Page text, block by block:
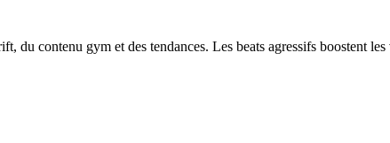
du contenu gym et des tendances. Les beats agressifs boostent les